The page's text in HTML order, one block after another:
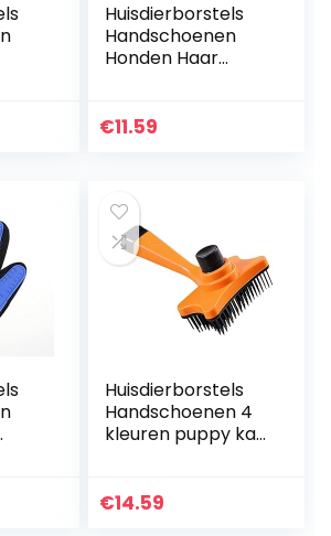
Huisdierborstels
Handschoenen
Honden Haar
Grooming Borstel
€11.59
Huisdierborstels
Handschoenen 4
kleuren puppy kat
plastic huisdier
€14.59